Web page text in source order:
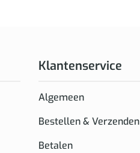
Klantenservice
Algemeen
Bestellen & Verzenden
Betalen